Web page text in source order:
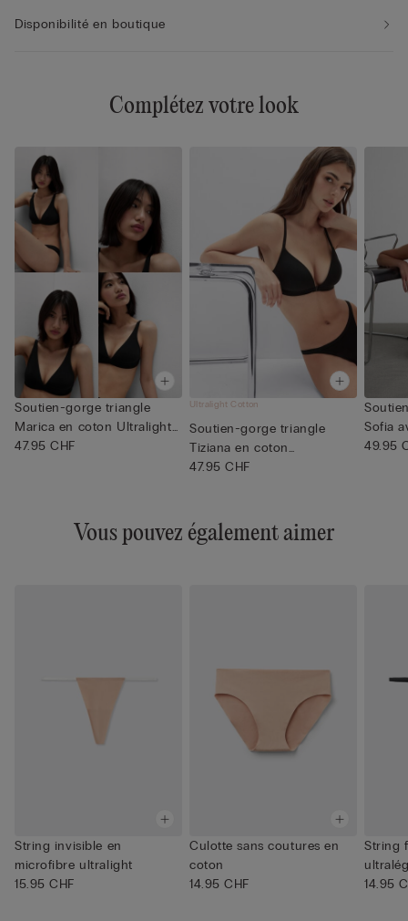
Disponibilité en boutique
Complétez votre look
Soutien-gorge triangle
Marica en coton Ultralight
...
47.95 CHF
Ultralight Cotton
Soutien-gorge triangle
Tiziana en coton
Ultralight...
47.95 CHF
Sofia
49.95
Vous pouvez également aimer
String invisible en
microfibre ultralight
15.95 CHF
Culotte sans coutures en
coton
14.95 CHF
String
14.95